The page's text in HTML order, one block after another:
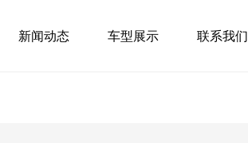
新闻动态 车型展示 联系我们